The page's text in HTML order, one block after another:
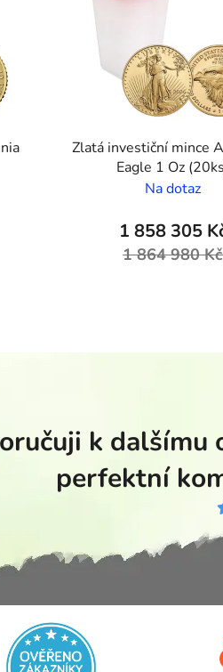
Zlatá investiční mince
Eagle 1 Oz
Na dotaz
1 858 305
1 864 980 Kč
k dalšímu
perfektní